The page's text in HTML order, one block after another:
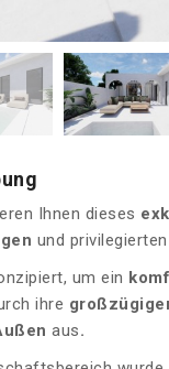
Ihnen dieses
und privilegierten
um ein
ihre
aus.